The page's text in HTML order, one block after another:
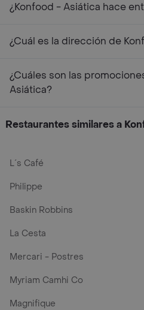
¿Konfood - Asiática hace
¿Cuál es la dirección de
¿Cuáles son las
Asiática?
Restaurantes similares a
L´s Café
Philippe
Baskin Robbins
La Cesta
Mercari - Postres
Myriam Camhi Co
Magnifique